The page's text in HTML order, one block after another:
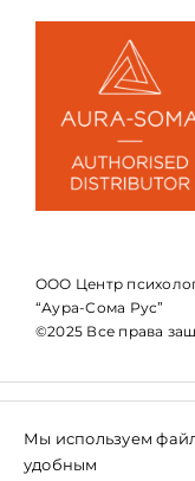
ООО Центр
“Аура-Сома Рус”
©2025 Все права
Комсомольский
Мы используем
удобным